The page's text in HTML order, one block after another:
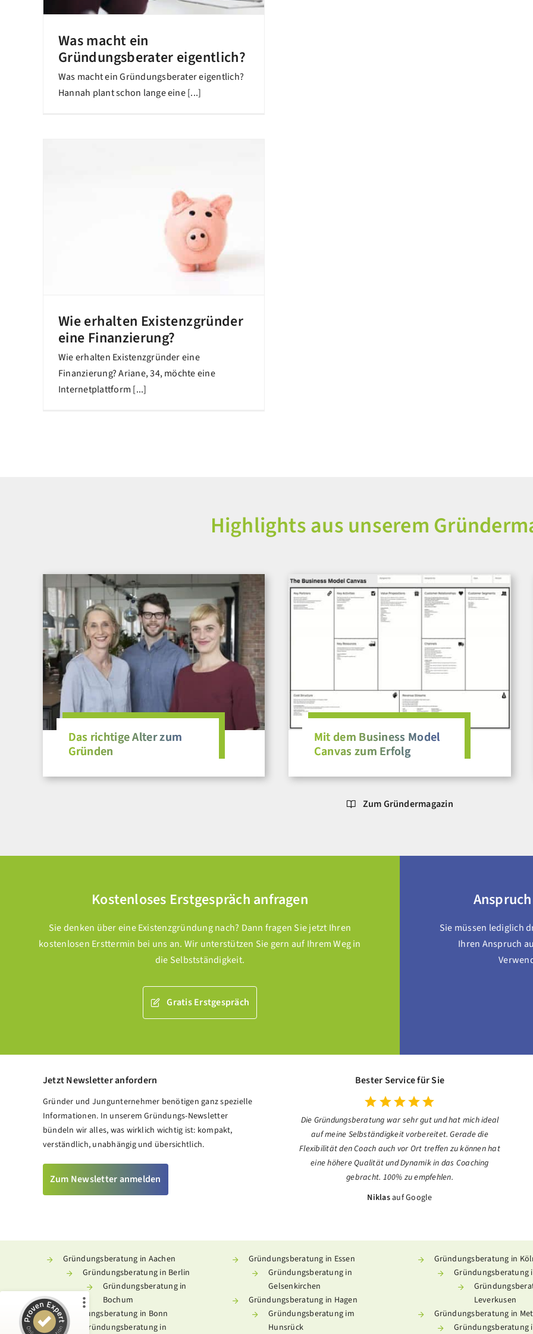
Was macht ein
Gründungsberater eigentlich?
Was macht ein Gründungsberater eigentlich?
Hannah plant schon lange eine [...]
Wie erhalten Existenzgründer
eine Finanzierung?
Wie erhalten Existenzgründer eine
Finanzierung? Ariane, 34, möchte eine
Internetplattform [...]
Highlights aus unserem
Das richtige Alter zum
Gründen
Mit dem Business Model
Canvas zum Erfolg
Zum Gründermagazin
Kostenloses Erstgespräch anfragen
Sie denken über eine Existenzgründung nach? Dann fragen Sie jetzt Ihren
kostenlosen Ersttermin bei uns an. Wir unterstützen Sie gern auf Ihrem Weg in
die Selbstständigkeit.
Gratis Erstgespräch
Sie müssen lediglich
Ihren Anspruch
Jetzt Newsletter anfordern
Gründer und Jungunternehmer benötigen ganz spezielle
Informationen. In unserem Gründungs-Newsletter
bündeln wir alles, was wirklich wichtig ist: kompakt,
verständlich, unabhängig und übersichtlich.
Zum Newsletter anmelden
Bester Service für Sie
Die Gründungsberatung war sehr gut und hat mich ideal
auf meine Selbständigkeit vorbereitet. Gerade die
Flexibilität den Coach auch vor Ort treffen zu können hat
eine höhere Qualität und Dynamik in das Coaching
gebracht. 100% zu empfehlen.
Niklasauf Google
Gründungsberatung in Aachen
Gründungsberatung in Berlin
Gründungsberatung in
Bochum
Gründungsberatung in Bonn
Gründungsberatung in
Gründungsberatung in Essen
Gründungsberatung in
Gelsenkirchen
Gründungsberatung in Hagen
Gründungsberatung im
Hunsrück
Gründungsberatung in
Gründungsberatung
Leverkusen
Gründungsberatung in
Gründungsberatung
100
%
ProvenExpert.com
SEHR GUT
4,93
/
201
Bewertungen auf
ProvenExpert.com
181
Bewertungen von
anderen Quellen